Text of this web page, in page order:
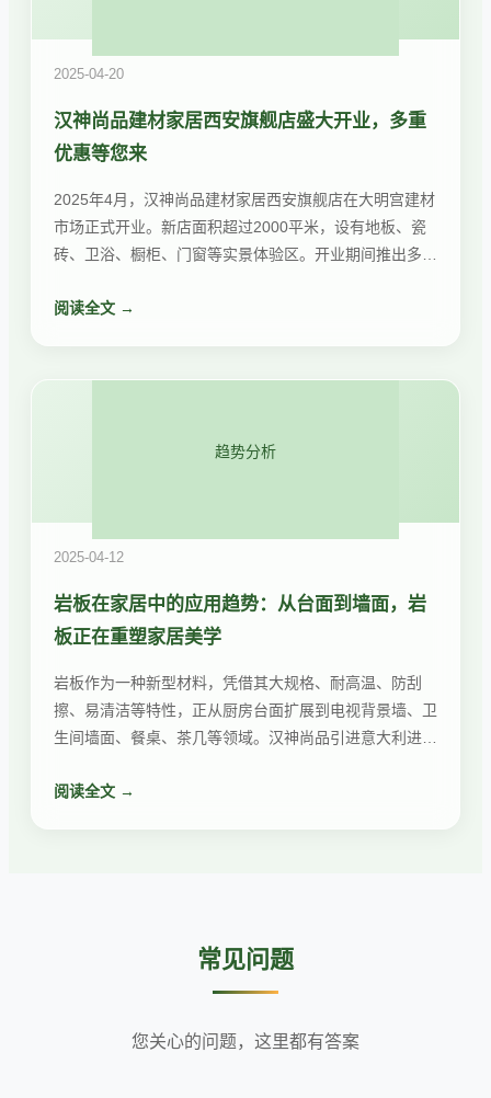
2025-04-20
汉神尚品建材家居西安旗舰店盛大开业，多重
优惠等您来
2025年4月，汉神尚品建材家居西安旗舰店在大明宫建材
市场正式开业。新店面积超过2000平米，设有地板、瓷
砖、卫浴、橱柜、门窗等实景体验区。开业期间推出多重
阅读全文 →
趋势分析
2025-04-12
岩板在家居中的应用趋势：从台面到墙面，岩
板正在重塑家居美学
岩板作为一种新型材料，凭借其大规格、耐高温、防刮
擦、易清洁等特性，正从厨房台面扩展到电视背景墙、卫
生间墙面、餐桌、茶几等领域。汉神尚品引进意大利进口
阅读全文 →
常见问题
您关心的问题，这里都有答案